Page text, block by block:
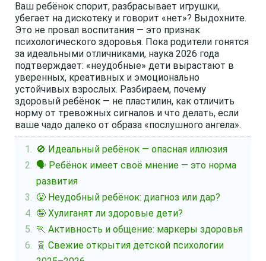
Ваш ребёнок спорит, разбрасывает игрушки,
убегает на дискотеку и говорит «нет»? Выдохните.
Это не провал воспитания — это признак
психологического здоровья. Пока родители гонятся
за идеальными отличниками, наука 2026 года
подтверждает: «неудобные» дети вырастают в
уверенных, креативных и эмоционально
устойчивых взрослых. Разбираем, почему
здоровый ребёнок — не пластилин, как отличить
норму от тревожных сигналов и что делать, если
ваше чадо далеко от образа «послушного ангела».
🚫 Идеальный ребёнок — опасная иллюзия
🗣️ Ребёнок имеет своё мнение — это норма
развития
😤 Неудобный ребёнок: диагноз или дар?
🤪 Хулиганят ли здоровые дети?
🏃 Активность и общение: маркеры здоровья
🧬 Свежие открытия детской психологии